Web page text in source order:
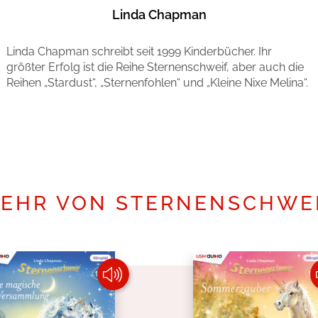
Linda Chapman
Linda Chapman schreibt seit 1999 Kinderbücher. Ihr
größter Erfolg ist die Reihe Sternenschweif, aber auch die
Reihen „Stardust“, „Sternenfohlen“ und „Kleine Nixe Melina“.
VON